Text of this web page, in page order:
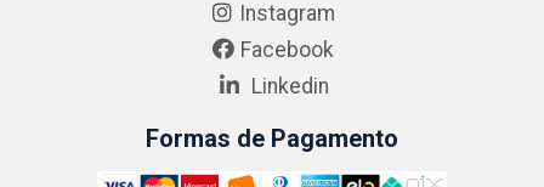
Instagram
Facebook
Linkedin
Formas de Pagamento